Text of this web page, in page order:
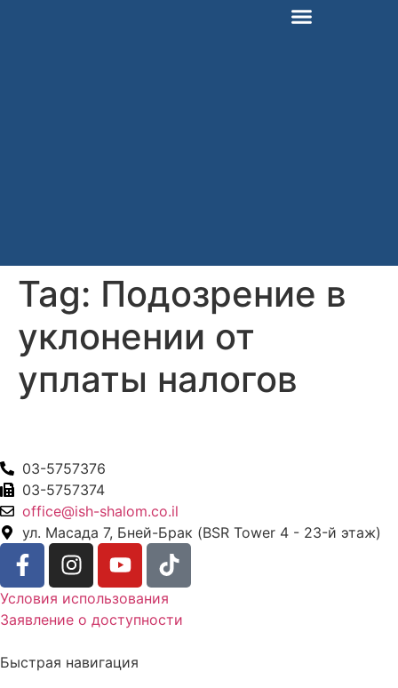
Tag: Подозрение в
уклонении от
уплаты налогов
03-5757376
03-5757374
office@ish-shalom.co.il
ул. Масада 7, Бней-Брак (BSR Tower 4 - 23-й этаж)
Условия использования
Заявление о доступности
Быстрая навигация